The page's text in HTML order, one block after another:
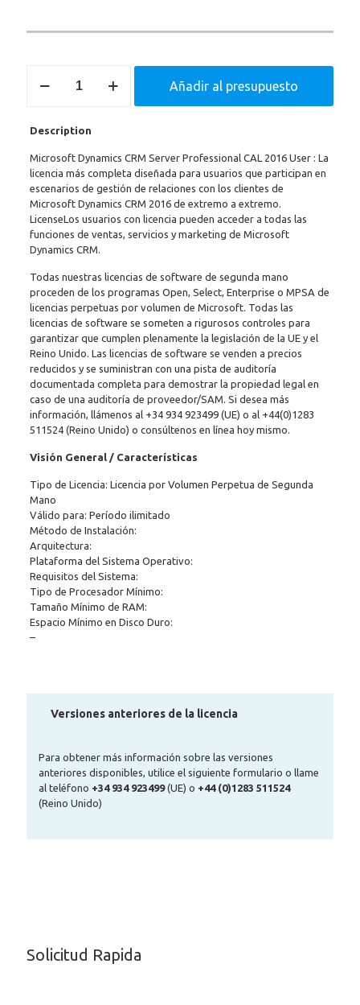
CRM
CAL
-
User
cantidad
Añadir al presupuesto
Description
Microsoft Dynamics CRM Server Professional CAL 2016 User : La
licencia más completa diseñada para usuarios que participan en
escenarios de gestión de relaciones con los clientes de
Microsoft Dynamics CRM 2016 de extremo a extremo.
LicenseLos usuarios con licencia pueden acceder a todas las
funciones de ventas, servicios y marketing de Microsoft
Dynamics CRM.
Todas nuestras licencias de software de segunda mano
proceden de los programas Open, Select, Enterprise o MPSA de
licencias perpetuas por volumen de Microsoft. Todas las
licencias de software se someten a rigurosos controles para
garantizar que cumplen plenamente la legislación de la UE y el
Reino Unido. Las licencias de software se venden a precios
reducidos y se suministran con una pista de auditoría
documentada completa para demostrar la propiedad legal en
caso de una auditoría de proveedor/SAM. Si desea más
información, llámenos al +34 934 923499(UE) o al +44(0)1283
511524(Reino Unido) o consúltenos en línea hoy mismo.
Visión General / Características
Tipo de Licencia: Licencia por Volumen Perpetua de Segunda
Mano
Válido para: Período ilimitado
Método de Instalación:
Arquitectura:
Plataforma del Sistema Operativo:
Requisitos del Sistema:
Tipo de Procesador Mínimo:
Tamaño Mínimo de RAM:
Espacio Mínimo en Disco Duro:
–
Versiones anteriores de la licencia
Para obtener más información sobre las versiones
anteriores disponibles, utilice el siguiente formulario o llame
al teléfono +34 934 923499(UE) o +44 (0)1283 511524
(Reino Unido)
Solicitud Rapida